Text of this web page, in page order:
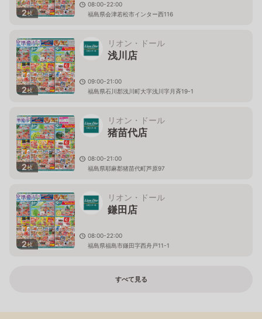
2枚
08:00-22:00
福島県会津若松市インター西116
2枚
リオン・ドール
浅川店
09:00-21:00
福島県石川郡浅川町大字浅川字月斉19-1
2枚
リオン・ドール
猪苗代店
08:00-21:00
福島県耶麻郡猪苗代町芦原97
2枚
リオン・ドール
鎌田店
08:00-22:00
福島県福島市鎌田字西舟戸11-1
すべて見る